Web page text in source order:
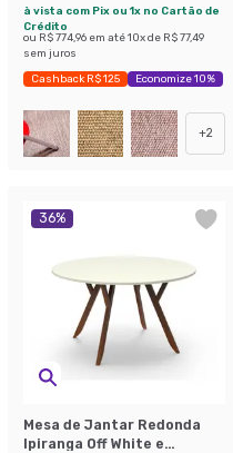
à vista com Pix ou 1x no Cartão de
Crédito
ou R$ 774,96 em até10x de R$ 77,49
sem juros
Cashback R$ 125 Economize 10%
+2
36%
Mesa de Jantar Redonda
Ipiranga Off White e